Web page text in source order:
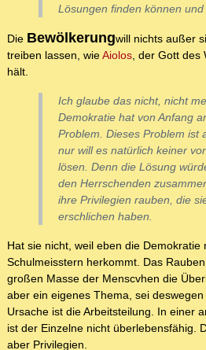
Lösungen finden können
Die Bewölkerungwill nichts außer
treiben lassen, wieAiolos, der Gott des
hält.
Ich glaube das nicht, nicht
Demokratie hat von Anfang
Problem. Dieses Problem ist
nur will es natürlich keiner
lösen. Denn die Lösung
den Herrschenden
ihre Privilegien rauben, die
erschlichen haben.
Hat sie nicht, weil eben die Demokratie
Schulmeisstern herkommt. Das
großen Masse der Menscvhen die
aber ein eigenes Thema, sei
Ursache ist die Arbeitsteilung. In einer
ist der Einzelne nicht überlebensfähig.
aber Privilegien.